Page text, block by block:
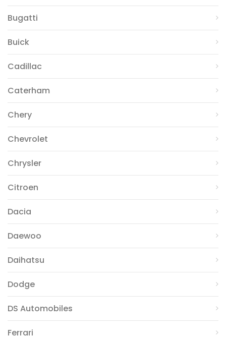
Bugatti
Buick
Cadillac
Caterham
Chery
Chevrolet
Chrysler
Citroen
Dacia
Daewoo
Daihatsu
Dodge
DS Automobiles
Ferrari